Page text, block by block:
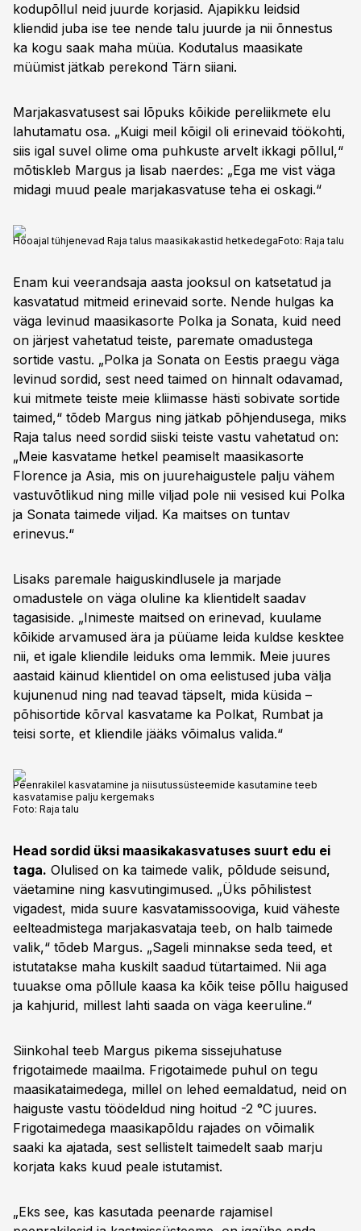
kodupõllul neid juurde korjasid. Ajapikku leidsid
kliendid juba ise tee nende talu juurde ja nii õnnestus
ka kogu saak maha müüa. Kodutalus maasikate
müümist jätkab perekond Tärn siiani.
Marjakasvatusest sai lõpuks kõikide pereliikmete elu
lahutamatu osa. „Kuigi meil kõigil oli erinevaid töökohti,
siis igal suvel olime oma puhkuste arvelt ikkagi põllul,“
mõtiskleb Margus ja lisab naerdes: „Ega me vist väga
midagi muud peale marjakasvatuse teha ei oskagi.“
Hooajal tühjenevad Raja talus maasikakastid hetkedegaFoto: Raja talu
Enam kui veerandsaja aasta jooksul on katsetatud ja
kasvatatud mitmeid erinevaid sorte. Nende hulgas ka
väga levinud maasikasorte Polka ja Sonata, kuid need
on järjest vahetatud teiste, paremate omadustega
sortide vastu. „Polka ja Sonata on Eestis praegu väga
levinud sordid, sest need taimed on hinnalt odavamad,
kui mitmete teiste meie kliimasse hästi sobivate sortide
taimed,“ tõdeb Margus ning jätkab põhjendusega, miks
Raja talus need sordid siiski teiste vastu vahetatud on:
„Meie kasvatame hetkel peamiselt maasikasorte
Florence ja Asia, mis on juurehaigustele palju vähem
vastuvõtlikud ning mille viljad pole nii vesised kui Polka
ja Sonata taimede viljad. Ka maitses on tuntav
erinevus.“
Lisaks paremale haiguskindlusele ja marjade
omadustele on väga oluline ka klientidelt saadav
tagasiside. „Inimeste maitsed on erinevad, kuulame
kõikide arvamused ära ja püüame leida kuldse kesktee
nii, et igale kliendile leiduks oma lemmik. Meie juures
aastaid käinud klientidel on oma eelistused juba välja
kujunenud ning nad teavad täpselt, mida küsida –
põhisortide kõrval kasvatame ka Polkat, Rumbat ja
teisi sorte, et kliendile jääks võimalus valida.“
Peenrakilel kasvatamine ja niisutussüsteemide kasutamine teeb
kasvatamise palju kergemaks
Foto: Raja talu
Head sordid üksi maasikakasvatuses suurt edu ei
taga. Olulised on ka taimede valik, põldude seisund,
väetamine ning kasvutingimused. „Üks põhilistest
vigadest, mida suure kasvatamissooviga, kuid väheste
eelteadmistega marjakasvataja teeb, on halb taimede
valik,“ tõdeb Margus. „Sageli minnakse seda teed, et
istutatakse maha kuskilt saadud tütartaimed. Nii aga
tuuakse oma põllule kaasa ka kõik teise põllu haigused
ja kahjurid, millest lahti saada on väga keeruline.“
Siinkohal teeb Margus pikema sissejuhatuse
frigotaimede maailma. Frigotaimede puhul on tegu
maasikataimedega, millel on lehed eemaldatud, neid on
haiguste vastu töödeldud ning hoitud -2 °C juures.
Frigotaimedega maasikapõldu rajades on võimalik
saaki ka ajatada, sest sellistelt taimedelt saab marju
korjata kaks kuud peale istutamist.
„Eks see, kas kasutada peenarde rajamisel